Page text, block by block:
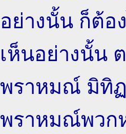
อย่างนั้น ก็ต้อ
เห็นอย่างนั้น
พราหมณ์ มิทิ
พราหมณ์พวก